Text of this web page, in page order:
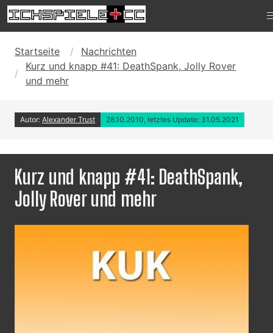
Startseite
Nachrichten
Kurz und knapp #41: DeathSpank, Jolly Rover
und mehr
Autor: Alexander Trust 28.10.2010, letztes Update: 31.05.2021
Kurz und knapp #41: DeathSpank,
Jolly Rover und mehr